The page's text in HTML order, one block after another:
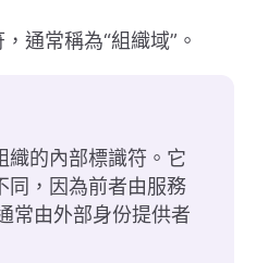
通常稱為“組織域”。
織的內部標識符。它
同，因為前者由服務
常由外部身份提供者